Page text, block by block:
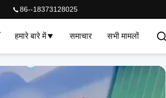
86--18373128025
हमारे बारे में समाचार सभी मामलों